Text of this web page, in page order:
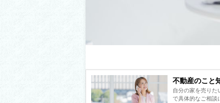
不動産のこと
自分の家を売りた
で具体的なご相談